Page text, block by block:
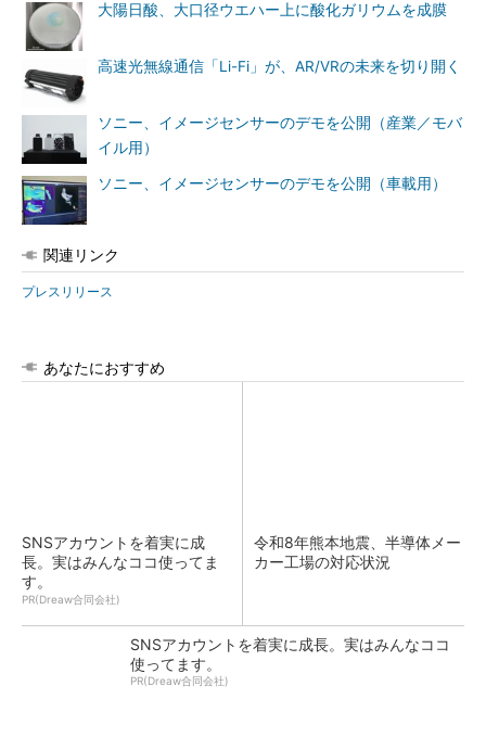
大陽日酸、大口径ウエハー上に酸化ガリウムを成膜
高速光無線通信「Li-Fi」が、AR/VRの未来を切り開く
ソニー、イメージセンサーのデモを公開（産業／モバ
イル用）
ソニー、イメージセンサーのデモを公開（車載用）
関連リンク
プレスリリース
あなたにおすすめ
SNSアカウントを着実に成
長。実はみんなココ使ってま
す。
PR(Dreaw合同会社)
令和8年熊本地震、半導体メー
カー工場の対応状況
SNSアカウントを着実に成長。実はみんなココ
使ってます。
PR(Dreaw合同会社)